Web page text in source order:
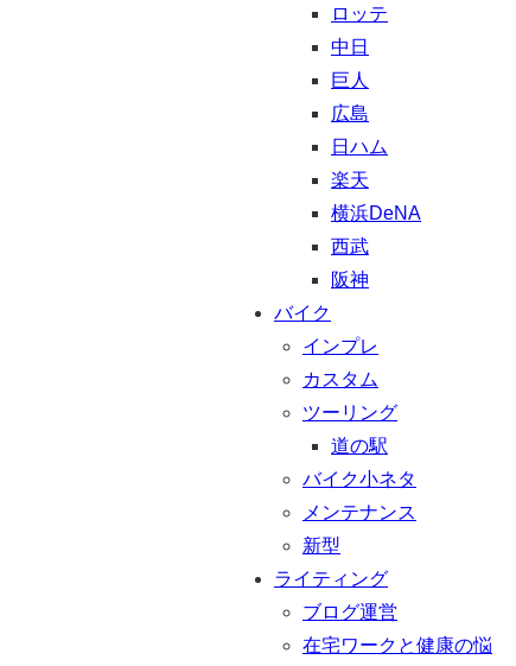
ロッテ
中日
巨人
広島
日ハム
楽天
横浜DeNA
西武
阪神
バイク
インプレ
カスタム
ツーリング
道の駅
バイク小ネタ
メンテナンス
新型
ライティング
ブログ運営
在宅ワークと健康の悩